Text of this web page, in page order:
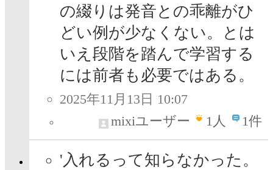
の綴りは発音との乖離がひ
どい例が少なくない。とは
いえ段階を踏んで学習する
には前者も必要ではある。
2025年11月13日 10:07
mixiユーザー
1人 1件
'入れるって知らなかった。